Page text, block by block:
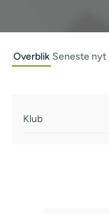
Overblik Seneste nyt
Klub